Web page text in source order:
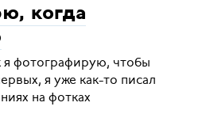
когда
я фотографирую, чтобы
я уже как-то писал
на фотках